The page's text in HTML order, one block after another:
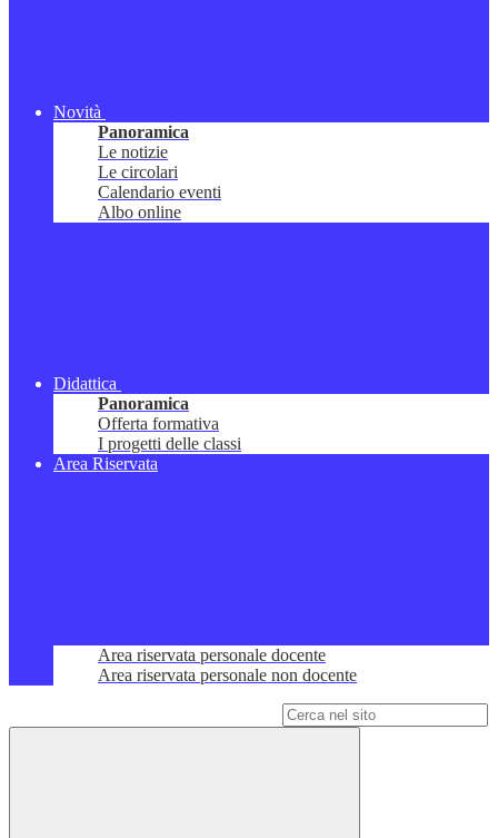
Novità
Panoramica
Le notizie
Le circolari
Calendario eventi
Albo online
Didattica
Panoramica
Offerta formativa
I progetti delle classi
Area Riservata
Area riservata personale docente
Area riservata personale non docente